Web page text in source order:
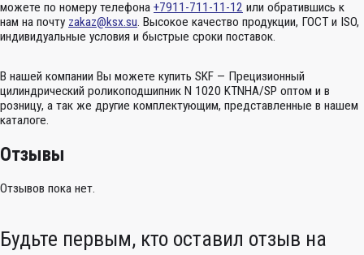
можете по номеру телефона +7911-711-11-12 или обратившись к
нам на почту zakaz@ksx.su. Высокое качество продукции, ГОСТ и ISO,
индивидуальные условия и быстрые сроки поставок.
В нашей компании Вы можете купить SKF — Прецизионный
цилиндрический роликоподшипник N 1020 KTNHA/SP оптом и в
розницу, а так же другие комплектующим, представленные в нашем
каталоге.
Отзывы
Отзывов пока нет.
Будьте первым, кто оставил отзыв на